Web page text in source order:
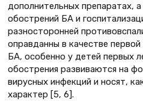
дополнительных препаратах,
обострений БА и
разносторонней
оправданны в качестве
БА, особенно у детей первых
обострения развиваются на
вирусных инфекций и носят,
характер [5, 6].